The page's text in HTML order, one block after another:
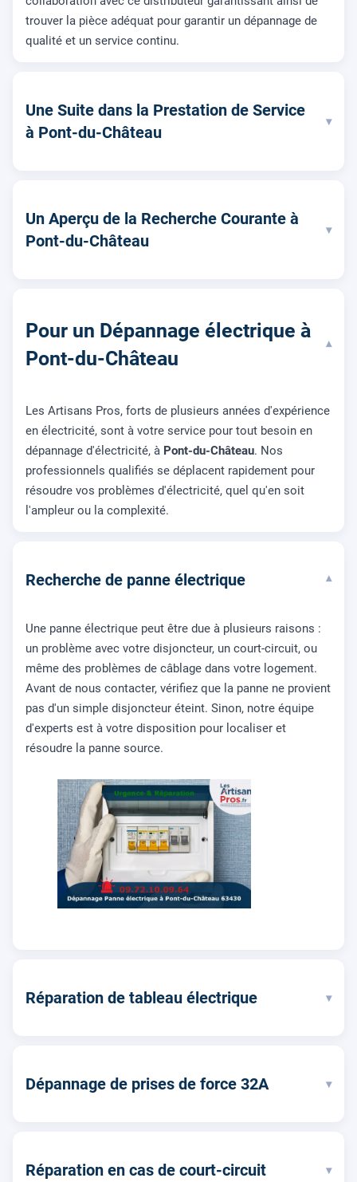
trouver la pièce adéquat pour garantir un dépannage de
qualité et un service continu.
Une Suite dans la Prestation de Service
à Pont-du-Château
▾
Un Aperçu de la Recherche Courante à
Pont-du-Château
▾
Pour un Dépannage électrique à
Pont-du-Château
▾
Les Artisans Pros, forts de plusieurs années d'expérience
en électricité, sont à votre service pour tout besoin en
dépannage d'électricité, à Pont-du-Château. Nos
professionnels qualifiés se déplacent rapidement pour
résoudre vos problèmes d'électricité, quel qu'en soit
l'ampleur ou la complexité.
Recherche de panne électrique ▾
Une panne électrique peut être due à plusieurs raisons :
un problème avec votre disjoncteur, un court-circuit, ou
même des problèmes de câblage dans votre logement.
Avant de nous contacter, vérifiez que la panne ne provient
pas d'un simple disjoncteur éteint. Sinon, notre équipe
d'experts est à votre disposition pour localiser et
résoudre la panne source.
Réparation de tableau électrique ▾
Dépannage de prises de force 32A ▾
Réparation en cas de court-circuit ▾